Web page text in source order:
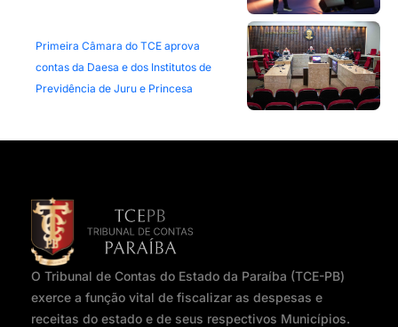
Primeira Câmara do TCE aprova
contas da Daesa e dos Institutos de
Previdência de Juru e Princesa
O Tribunal de Contas do Estado da Paraíba (TCE-PB)
exerce a função vital de fiscalizar as despesas e
receitas do estado e de seus respectivos Municípios.